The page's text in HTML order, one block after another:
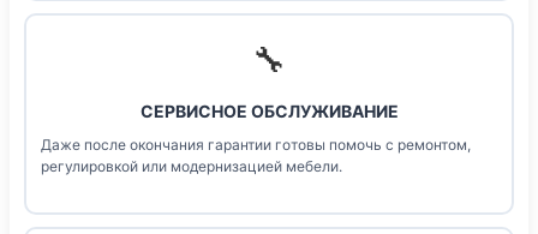
🔧
СЕРВИСНОЕ ОБСЛУЖИВАНИЕ
Даже после окончания гарантии готовы помочь с ремонтом,
регулировкой или модернизацией мебели.